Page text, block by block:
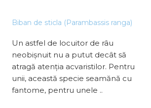
Biban de sticla (Parambassis ranga)
Un astfel de locuitor de râu
neobișnuit nu a putut decât să
atragă atenția acvaristilor. Pentru
unii, această specie seamănă cu
fantome, pentru unele ..